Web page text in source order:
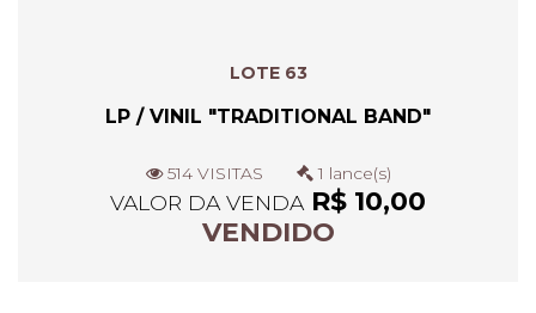
LOTE 63
LP / VINIL "TRADITIONAL BAND"
514 VISITAS 1 lance(s)
VALOR DA VENDAR$ 10,00
VENDIDO